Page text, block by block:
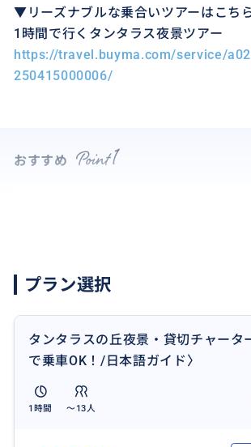
▼リーズナブルな乗合いツアーはこち
1時間で行くタンタラス夜景ツアー
https://travel.buyma.com/service/
250415000006/
おすすめ
プラン選択
タンタラスの丘夜景・貸切チャータ
で乗車OK！/日本語ガイド〉
1時間 〜13人